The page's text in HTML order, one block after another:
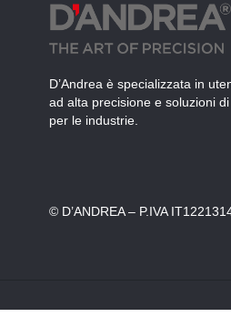
D’Andrea è specializzata in
ad alta precisione e soluzioni
per le industrie.
© D’ANDREA – P.IVA